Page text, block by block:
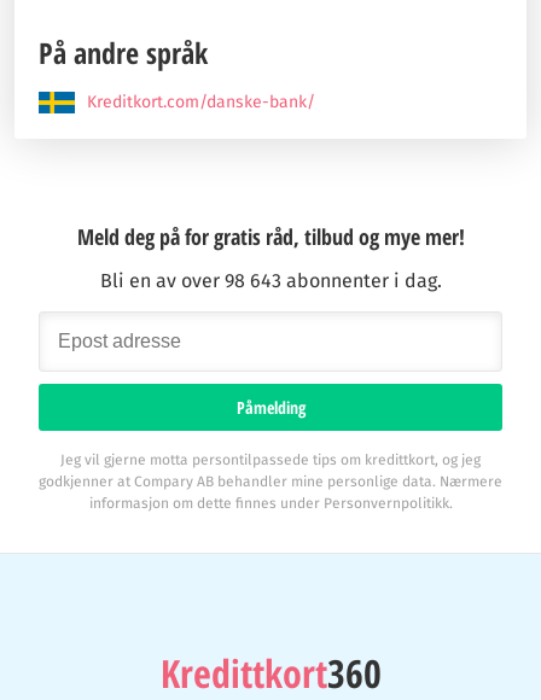
På andre språk
Kreditkort.com/danske-bank/
Meld deg på for gratis råd, tilbud og mye mer!
Bli en av over 98 643 abonnenter i dag.
Påmelding
Jeg vil gjerne motta persontilpassede tips om kredittkort, og jeg
godkjenner at Compary AB behandler mine personlige data. Nærmere
informasjon om dette finnes under Personvernpolitikk.
Kredittkort360